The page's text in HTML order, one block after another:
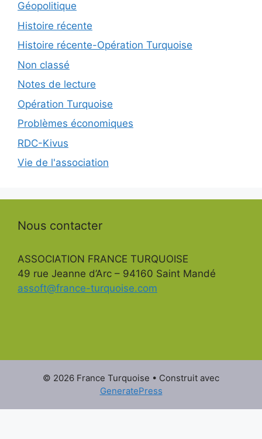
Géopolitique
Histoire récente
Histoire récente-Opération Turquoise
Non classé
Notes de lecture
Opération Turquoise
Problèmes économiques
RDC-Kivus
Vie de l'association
Nous contacter
ASSOCIATION FRANCE TURQUOISE
49 rue Jeanne d’Arc – 94160 Saint Mandé
assoft@france-turquoise.com
© 2026 France Turquoise • Construit avec
GeneratePress